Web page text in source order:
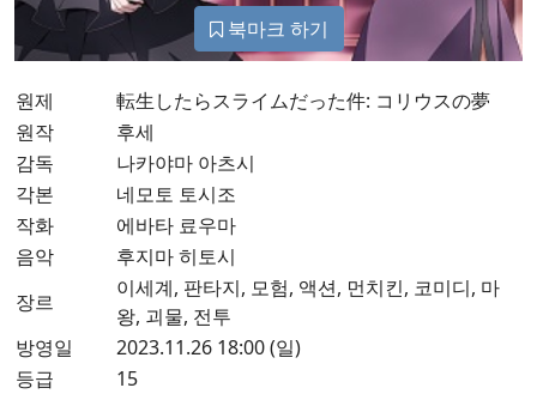
북마크 하기
원제
転生したらスライムだった件: コリウスの夢
원작
후세
감독
나카야마 아츠시
각본
네모토 토시조
작화
에바타 료우마
음악
후지마 히토시
장르
이세계, 판타지, 모험, 액션, 먼치킨, 코미디, 마
왕, 괴물, 전투
방영일
2023.11.26 18:00 (일)
등급
15